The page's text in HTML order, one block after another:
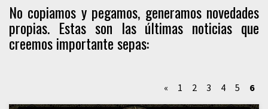
No copiamos y pegamos, generamos novedades
propias. Estas son las últimas noticias que
creemos importante sepas:
« 1 2 3 4 5 6